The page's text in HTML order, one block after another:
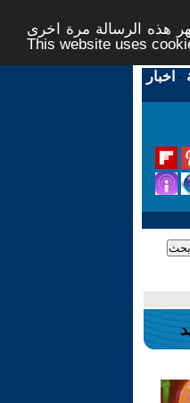
هذه الرسالة مرة اخرى -
This website uses
- اخبار